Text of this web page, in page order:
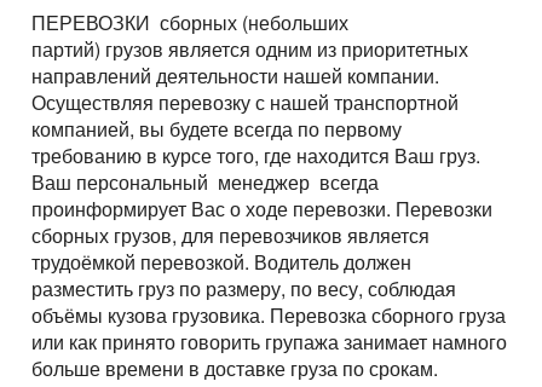
ПЕРЕВОЗКИ сборных (небольших
партий) грузов является одним из приоритетных
направлений деятельности нашей компании.
Осуществляя перевозку с нашей транспортной
компанией, вы будете всегда по первому
требованию в курсе того, где находится Ваш груз.
Ваш персональный менеджер всегда
проинформирует Вас о ходе перевозки. Перевозки
сборных грузов, для перевозчиков является
трудоёмкой перевозкой. Водитель должен
разместить груз по размеру, по весу, соблюдая
объёмы кузова грузовика. Перевозка сборного груза
или как принято говорить групажа занимает намного
больше времени в доставке груза по срокам.